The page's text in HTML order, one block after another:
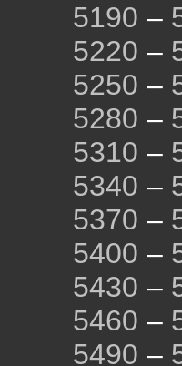
5190 –
5220 –
5250 –
5280 –
5310 –
5340 –
5370 –
5400 –
5430 –
5460 –
5490 –